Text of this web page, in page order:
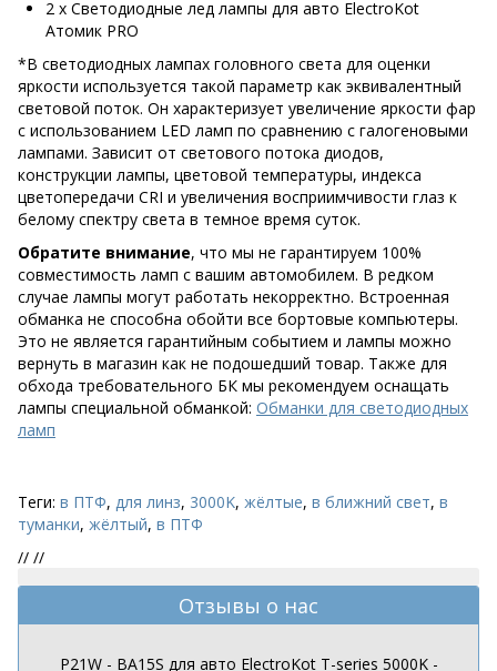
2 х Светодиодные лед лампы для авто ElectroKot
Атомик PRO
*В светодиодных лампах головного света для оценки
яркости используется такой параметр как эквивалентный
световой поток. Он характеризует увеличение яркости фар
с использованием LED ламп по сравнению с галогеновыми
лампами. Зависит от светового потока диодов,
конструкции лампы, цветовой температуры, индекса
цветопередачи CRI и увеличения восприимчивости глаз к
белому спектру света в темное время суток.
Обратите внимание, что мы не гарантируем 100%
совместимость ламп с вашим автомобилем. В редком
случае лампы могут работать некорректно. Встроенная
обманка не способна обойти все бортовые компьютеры.
Это не является гарантийным событием и лампы можно
вернуть в магазин как не подошедший товар. Также для
обхода требовательного БК мы рекомендуем оснащать
лампы специальной обманкой: Обманки для светодиодных
ламп
Теги: в ПТФ, для линз, 3000K, жёлтые, в ближний свет, в
туманки, жёлтый, в ПТФ
// //
Отзывы о нас
P21W - BA15S для авто ElectroKot T-series 5000K -